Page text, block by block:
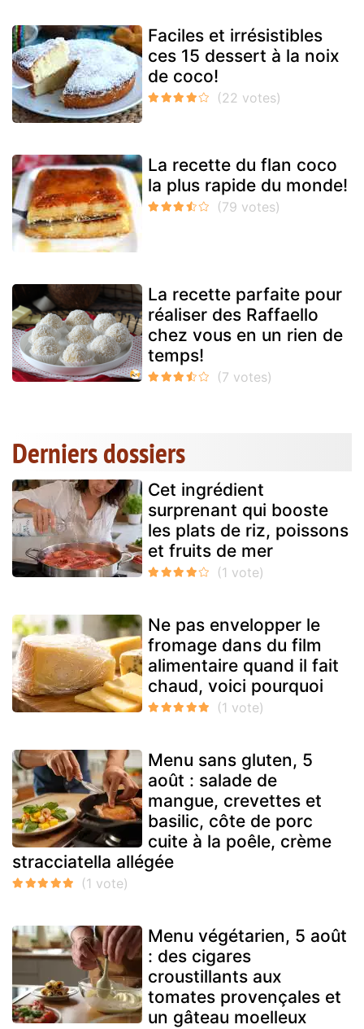
Faciles et irrésistibles
ces 15 dessert à la noix
de coco!
La recette du flan coco
la plus rapide du monde!
La recette parfaite pour
réaliser des Raffaello
chez vous en un rien de
temps!
Derniers dossiers
Cet ingrédient
surprenant qui booste
les plats de riz, poissons
et fruits de mer
Ne pas envelopper le
fromage dans du film
alimentaire quand il fait
chaud, voici pourquoi
Menu sans gluten, 5
août : salade de
mangue, crevettes et
basilic, côte de porc
cuite à la poêle, crème
stracciatella allégée
Menu végétarien, 5 août
: des cigares
croustillants aux
tomates provençales et
un gâteau moelleux